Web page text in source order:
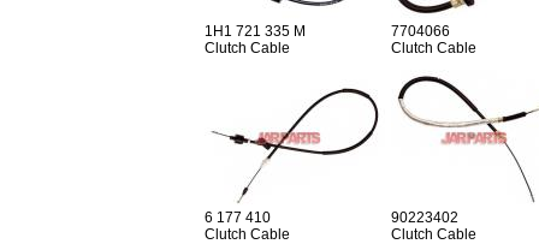
1H1 721 335 M
Clutch Cable
7704066
Clutch Cable
6 177 410
Clutch Cable
90223402
Clutch Cable